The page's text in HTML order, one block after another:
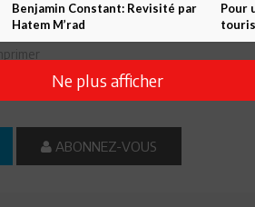
AVEC VOS AMIS !
ABONNEZ-VOUS
Benjamin Constant: Revisité par
Hatem M’rad
Pour
Ne plus afficher